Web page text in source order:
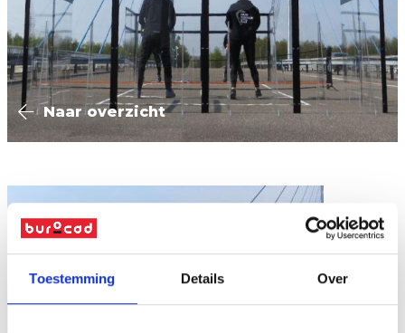
Toestemming Details Over
Naar overzicht